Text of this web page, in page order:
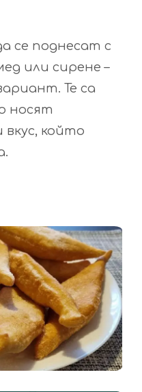
се поднесат с
или сирене –
Те са
носят
който